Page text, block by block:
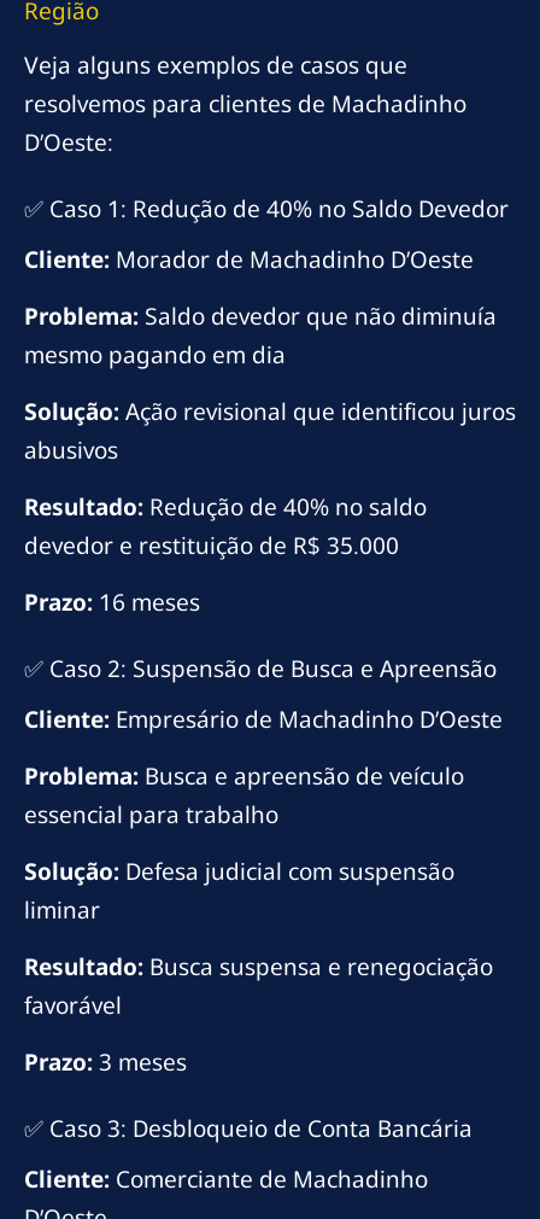
Região
Veja alguns exemplos de casos que
resolvemos para clientes de Machadinho
D’Oeste:
✅ Caso 1: Redução de 40% no Saldo Devedor
Cliente: Morador de Machadinho D’Oeste
Problema: Saldo devedor que não diminuía
mesmo pagando em dia
Solução:Ação revisional que identificou juros
abusivos
Resultado: Redução de 40% no saldo
devedor e restituição de R$ 35.000
Prazo: 16 meses
✅ Caso 2: Suspensão de Busca e Apreensão
Cliente: Empresário de Machadinho D’Oeste
Problema: Busca e apreensão de veículo
essencial para trabalho
Solução: Defesa judicial com suspensão
liminar
Resultado: Busca suspensa e renegociação
favorável
Prazo:3 meses
✅ Caso 3: Desbloqueio de Conta Bancária
Cliente: Comerciante de Machadinho